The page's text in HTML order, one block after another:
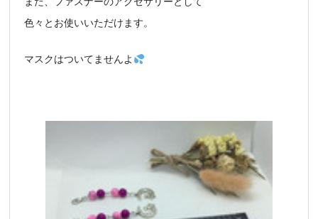
色々とお使いいただけます。
マスクはついてませんよ